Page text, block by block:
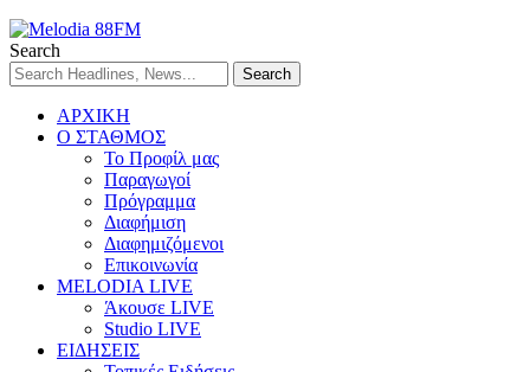
Search
ΑΡΧΙΚΗ
Ο ΣΤΑΘΜΟΣ
Το Προφίλ μας
Παραγωγοί
Πρόγραμμα
Διαφήμιση
Διαφημιζόμενοι
Επικοινωνία
MELODIA LIVE
Άκουσε LIVE
Studio LIVE
ΕΙΔΗΣΕΙΣ